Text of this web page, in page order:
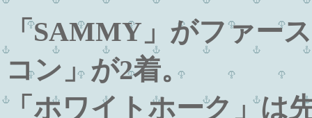
「SAMMY」がファー
コン」が2着。
「ホワイトホーク」は